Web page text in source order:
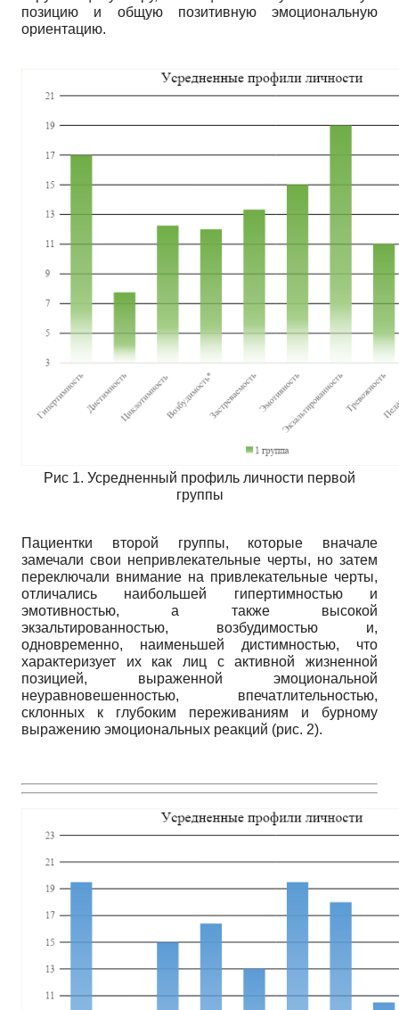
позицию и общую позитивную эмоциональную
ориентацию.
Рис 1. Усредненный профиль личности первой
группы
Пациентки второй группы, которые вначале
замечали свои непривлекательные черты, но затем
переключали внимание на привлекательные черты,
отличались наибольшей гипертимностью и
эмотивностью, а также высокой
экзальтированностью, возбудимостью и,
одновременно, наименьшей дистимностью, что
характеризует их как лиц с активной жизненной
позицией, выраженной эмоциональной
неуравновешенностью, впечатлительностью,
склонных к глубоким переживаниям и бурному
выражению эмоциональных реакций (рис. 2).